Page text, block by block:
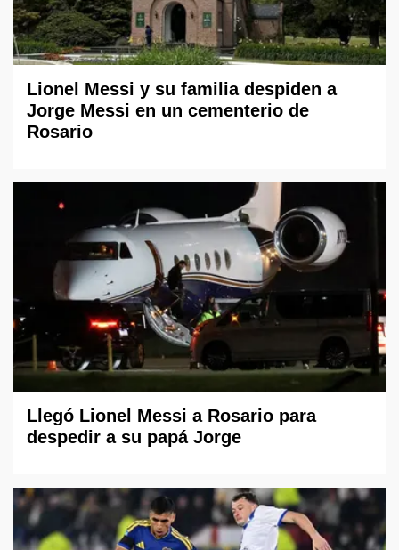
Lionel Messi y su familia despiden a
Jorge Messi en un cementerio de
Rosario
Llegó Lionel Messi a Rosario para
despedir a su papá Jorge